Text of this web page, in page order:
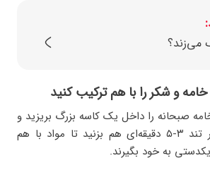
می‌زند؟
خامه و شکر را با هم ترکیب کنید
صبحانه را داخل یک کاسه بزرگ بریزید و
با همزن برقی با دور تند ۳-۵ دقیقه‌ای هم بزنید تا مواد با هم
به خود بگیرند.